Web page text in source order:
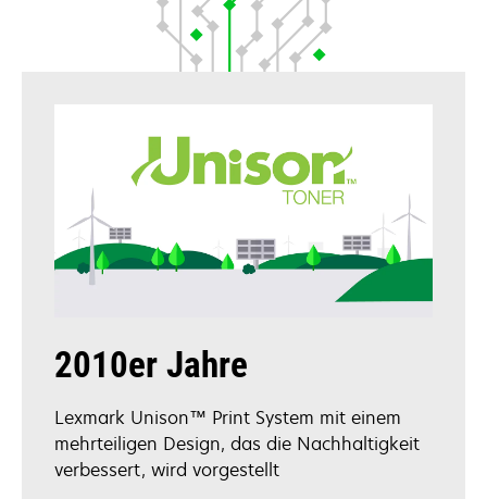
2010er Jahre
Lexmark Unison™ Print System mit einem
mehrteiligen Design, das die Nachhaltigkeit
verbessert, wird vorgestellt